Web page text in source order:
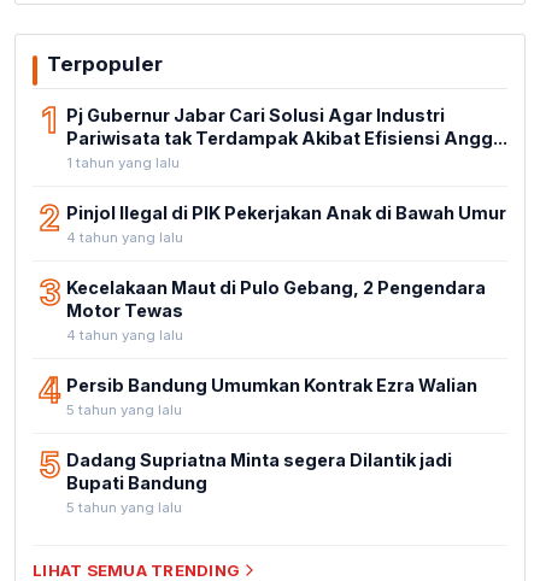
Terpopuler
1 Pj Gubernur Jabar Cari Solusi Agar Industri
Pariwisata tak Terdampak Akibat Efisiensi Angg...
1 tahun yang lalu
2 Pinjol Ilegal di PIK Pekerjakan Anak di Bawah Umur
4 tahun yang lalu
3 Kecelakaan Maut di Pulo Gebang, 2 Pengendara
Motor Tewas
4 tahun yang lalu
4 Persib Bandung Umumkan Kontrak Ezra Walian
5 tahun yang lalu
5 Dadang Supriatna Minta segera Dilantik jadi
Bupati Bandung
5 tahun yang lalu
LIHAT SEMUA TRENDING